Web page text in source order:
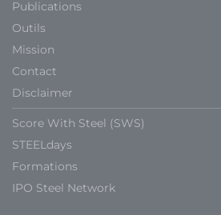
Publications
Outils
Mission
Contact
Disclaimer
Score With Steel (SWS)
STEELdays
Formations
IPO Steel Network